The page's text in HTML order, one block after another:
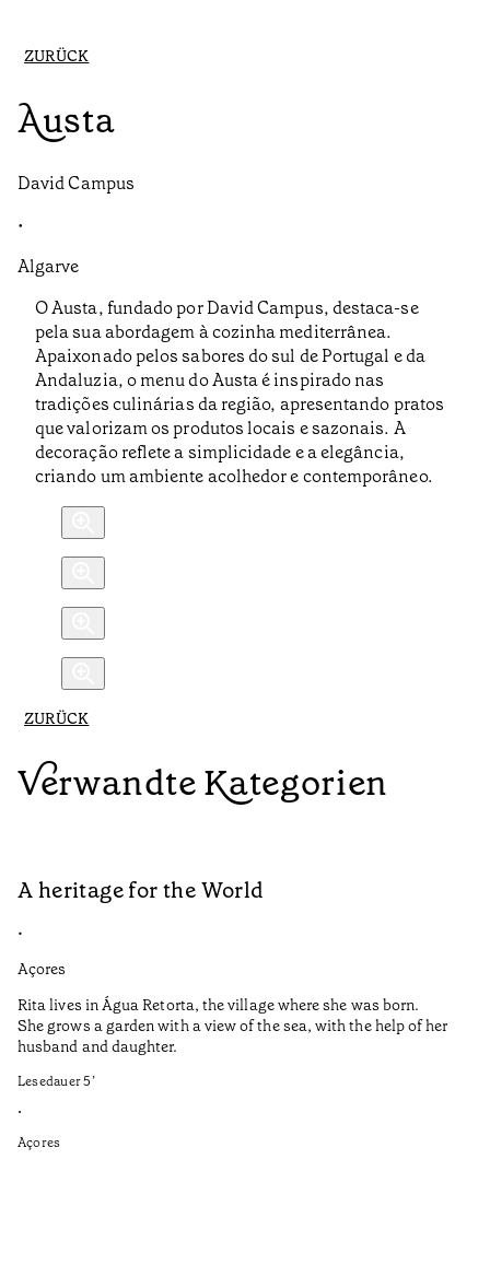
ZURÜCK
Austa
David Campus
•
Algarve
O Austa, fundado por David Campus, destaca-se
pela sua abordagem à cozinha mediterrânea.
Apaixonado pelos sabores do sul de Portugal e da
Andaluzia, o menu do Austa é inspirado nas
tradições culinárias da região, apresentando pratos
que valorizam os produtos locais e sazonais. A
decoração reflete a simplicidade e a elegância,
criando um ambiente acolhedor e contemporâneo.​
ZURÜCK
Verwandte Kategorien
A heritage for the World
•
Açores
Rita lives in Água Retorta, the village where she was born.
She grows a garden with a view of the sea, with the help of her
husband and daughter.
Lesedauer5’
•
Açores